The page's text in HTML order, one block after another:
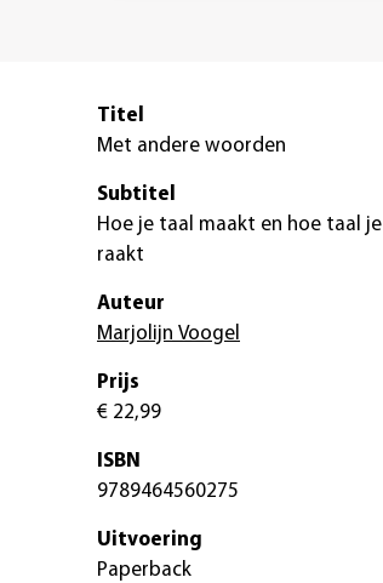
Titel
Met andere woorden
Subtitel
Hoe je taal maakt en hoe taal je
raakt
Auteur
Marjolijn Voogel
Prijs
€ 22,99
ISBN
9789464560275
Uitvoering
Paperback